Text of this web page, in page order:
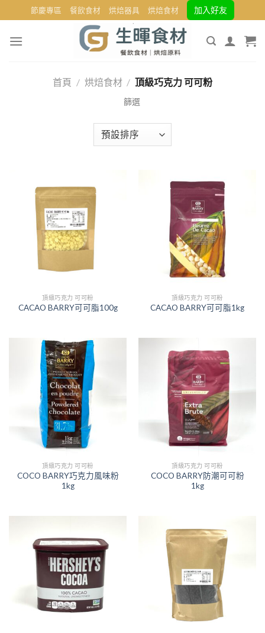
to
content
節慶專區 餐飲食材 烘焙器具 烘焙食材 加入好友
首頁 / 烘焙食材 / 頂級巧克力 可可粉
頂級巧克力 可可粉
CACAO BARRY可可脂100g
頂級巧克力 可可粉
CACAO BARRY可可脂1kg
頂級巧克力 可可粉
COCO BARRY巧克力風味粉
1kg
頂級巧克力 可可粉
COCO BARRY防潮可可粉
1kg